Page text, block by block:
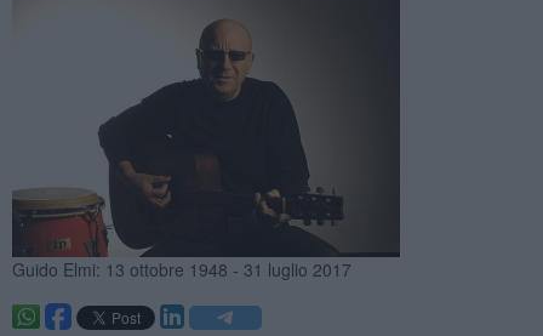
Guido Elmi: 13 ottobre 1948 - 31 luglio 2017